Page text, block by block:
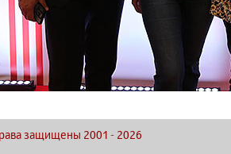
защищены 2001 - 2026